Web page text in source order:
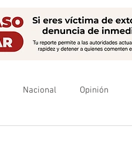
Nacional Opinión